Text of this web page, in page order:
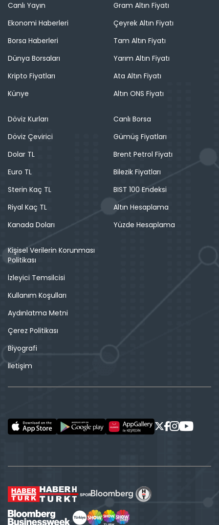
Canlı Yayın
Ekonomi Haberleri
Borsa Haberleri
Dünya Borsaları
Kripto Fiyatları
Künye
Gram Altın Fiyatı
Çeyrek Altın Fiyatı
Tam Altın Fiyatı
Yarım Altın Fiyatı
Ata Altın Fiyatı
Altın ONS Fiyatı
Döviz Kurları
Döviz Çevirici
Dolar TL
Euro TL
Sterin Kaç TL
Riyal Kaç TL
Kanada Doları
Canlı Borsa
Gümüş Fiyatları
Brent Petrol Fiyatı
Bilezik Fiyatları
BIST 100 Endeksi
Altın Hesaplama
Yüzde Hesaplama
Kişisel Verilerin Korunması
Politikası
İzleyici Temsilcisi
Kullanım Koşulları
Aydınlatma Metni
Çerez Politikası
Biyografi
İletişim